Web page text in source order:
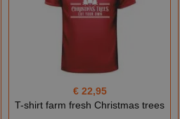
€ 22,95
T-shirt farm fresh Christmas trees